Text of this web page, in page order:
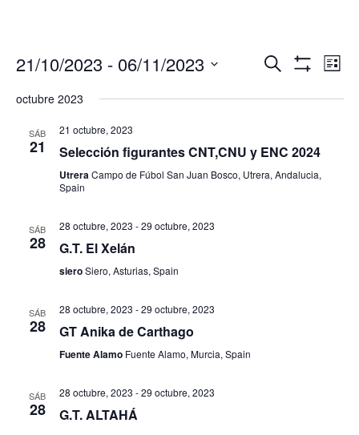
búsqueda
vistas
de
Eventos
Buscar
de
Lista
21/10/2023 - 06/11/2023
fecha.
octubre 2023
SÁB
21
21 octubre, 2023
Selección figurantes CNT,CNU y ENC 2024
UtreraCampo de Fúbol San Juan Bosco, Utrera, Andalucia,
Spain
SÁB
28
28 octubre, 2023 -29 octubre, 2023
G.T. El Xelán
sieroSiero, Asturias, Spain
SÁB
28
28 octubre, 2023 -29 octubre, 2023
GT Anika de Carthago
Fuente Alamo Fuente Alamo, Murcia, Spain
SÁB
28
28 octubre, 2023 -29 octubre, 2023
G.T. ALTAHÁ